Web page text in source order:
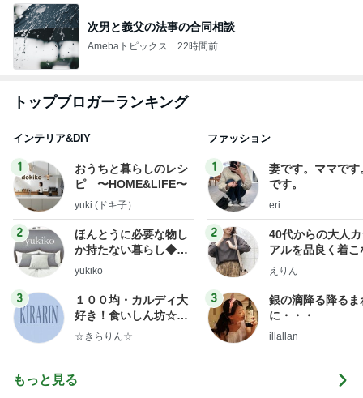
次男と義父の法事の合同相談
Amebaトピックス 22時間前
トップブロガーランキング
インテリア&DIY
1
おうちと暮らしのレシ
ピ 〜HOME&LIFE〜
yuki (ドキ子）
2
ほんとうに必要な物し
か持たない暮らし◆Ke
ep Life Simple◆〜イ
yukiko
3
１００均・カルディ大
好き！食いしん坊☆き
らりん☆のブログ
☆きらりん☆
ファッション
1
妻です。ママです
です。
eri.
2
40代からの大人
アルを品良く着こ
ファッションブロ
えりん
3
銀の滴降る降るま
に・・・
illallan
もっと見る